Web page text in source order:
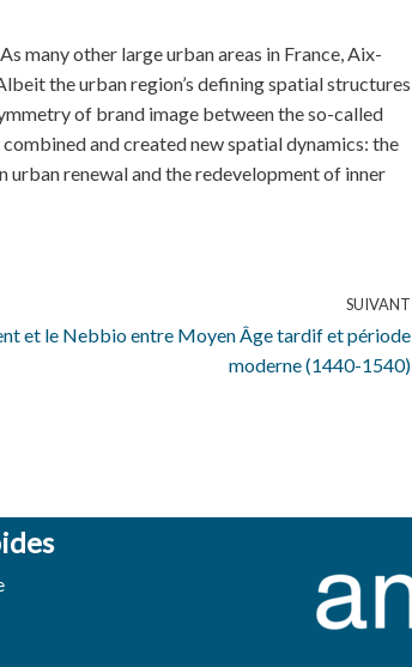
many other large urban areas in France, Aix-
the urban region’s defining spatial structures
of brand image between the so-called
and created new spatial dynamics: the
urban renewal and the redevelopment of inner
SUIVANT
et le Nebbio entre Moyen Âge tardif et période
moderne (1440-1540)